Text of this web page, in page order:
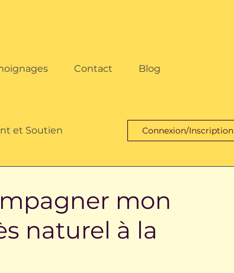
Contact Blog
et Soutien Connexion/Inscription
mon
naturel à la